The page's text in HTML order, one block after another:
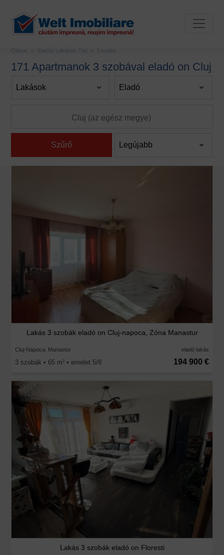
Otthon Eladás Lakások Cluj 3 szoba
171 Apartmanok 3 szobával eladó on Cluj
Szűrő
Lakás 3 szobák eladó on Cluj-napoca, Zóna Manastur
Cluj-Napoca, Manastur eladó lakás
3 szobák • 65 m2 • emelet 5/8 194 900 €
Lakás 3 szobák eladó on Floresti